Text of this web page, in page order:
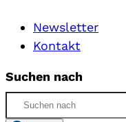
Newsletter
Kontakt
Suchen nach